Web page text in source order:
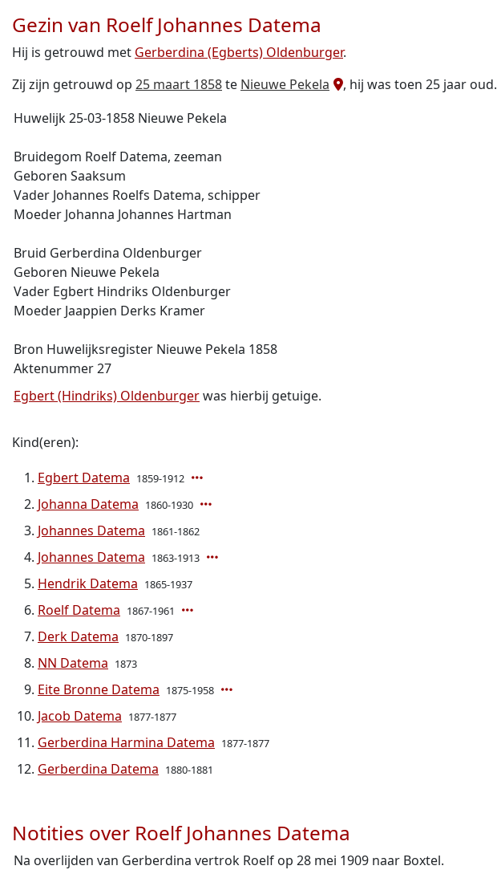
Gezin van Roelf Johannes Datema
Hij is getrouwd met Gerberdina (Egberts) Oldenburger.
Zij zijn getrouwd op 25 maart 1858te Nieuwe Pekela , hij was toen 25 jaar oud.
Huwelijk 25-03-1858 Nieuwe Pekela
Bruidegom Roelf Datema, zeeman
Geboren Saaksum
Vader Johannes Roelfs Datema, schipper
Moeder Johanna Johannes Hartman
Bruid Gerberdina Oldenburger
Geboren Nieuwe Pekela
Vader Egbert Hindriks Oldenburger
Moeder Jaappien Derks Kramer
Bron Huwelijksregister Nieuwe Pekela 1858
Aktenummer 27
Egbert (Hindriks) Oldenburgerwas hierbij getuige.
Kind(eren):
Egbert Datema 1859-1912
Johanna Datema 1860-1930
Johannes Datema 1861-1862
Johannes Datema 1863-1913
Hendrik Datema 1865-1937
Roelf Datema 1867-1961
Derk Datema 1870-1897
NN Datema 1873
Eite Bronne Datema 1875-1958
Jacob Datema 1877-1877
Gerberdina Harmina Datema 1877-1877
Gerberdina Datema 1880-1881
Notities over Roelf Johannes Datema
Na overlijden van Gerberdina vertrok Roelf op 28 mei 1909 naar Boxtel.